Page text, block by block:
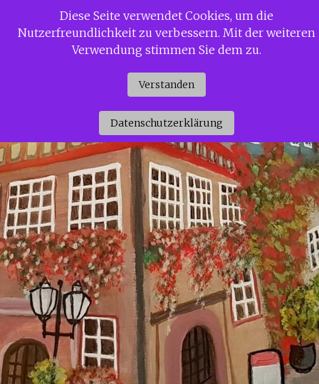
InhaltSiggi Gerdaus Welt
Diese Seite verwendet Cookies, um die
Nutzerfreundlichkeit zu verbessern. Mit der weiteren
Verwendung stimmen Sie dem zu.
Verstanden
Datenschutzerklärung